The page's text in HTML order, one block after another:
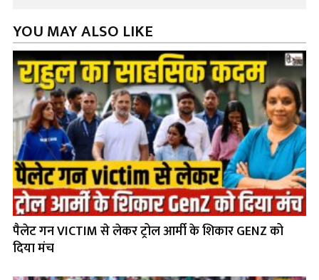
YOU MAY ALSO LIKE
पैलेट गन VICTIM से लेकर ट्रोल आर्मी के शिकार GENZ को
दिया मंच